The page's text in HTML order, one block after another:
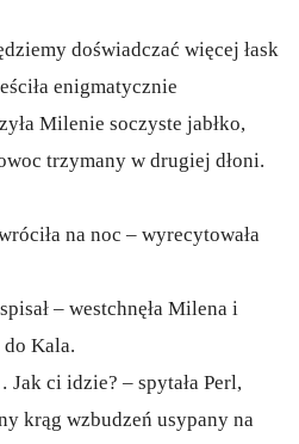
doświadczać więcej łask
enigmatycznie
Milenie soczyste jabłko,
trzymany w drugiej dłoni.
na noc – wyrecytowała
– westchnęła Milena i
Kala.
ci idzie? – spytała Perl,
krąg wzbudzeń usypany na